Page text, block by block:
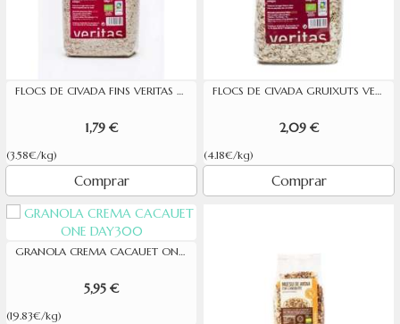
FLOCS DE CIVADA FINS VERITAS 500G
1,79 €
(3.58€/kg)
Comprar
FLOCS DE CIVADA GRUIXUTS VERITAS 500G
2,09 €
(4.18€/kg)
Comprar
GRANOLA CREMA CACAUET ONE DAY300
5,95 €
(19.83€/kg)